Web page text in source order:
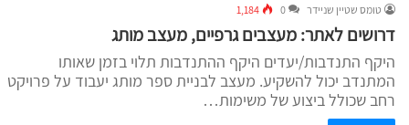
טומס שטיין שניידר 0
1,184
דרושים לאתר: מעצבים גרפיים, מעצב מותג
היקף התנדבות/יעדים היקף ההתנדבות תלוי בזמן שאותו
המתנדב יכול להשקיע. מעצב לבניית ספר מותג יעבוד על פרויקט
רחב שכולל ביצוע של משימות…